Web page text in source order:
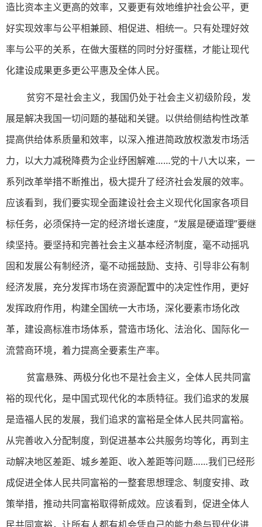
造比资本主义更高的效率，又要更有效地维护社会公平，更
好实现效率与公平相兼顾、相促进、相统一。只有处理好效
率与公平的关系，在做大蛋糕的同时分好蛋糕，才能让现代
化建设成果更多更公平惠及全体人民。
贫穷不是社会主义，我国仍处于社会主义初级阶段，发
展是解决我国一切问题的基础和关键。以供给侧结构性改革
提高供给体系质量和效率，以深入推进简政放权激发市场活
力，以大力减税降费为企业纾困解难……党的十八大以来，一
系列改革举措不断推出，极大提升了经济社会发展的效率。
应该看到，我们要实现全面建设社会主义现代化国家各项目
标任务，必须保持一定的经济增长速度，“发展是硬道理”要继
续坚持。要坚持和完善社会主义基本经济制度，毫不动摇巩
固和发展公有制经济，毫不动摇鼓励、支持、引导非公有制
经济发展，充分发挥市场在资源配置中的决定性作用，更好
发挥政府作用，构建全国统一大市场，深化要素市场化改
革，建设高标准市场体系，营造市场化、法治化、国际化一
流营商环境，着力提高全要素生产率。
贫富悬殊、两极分化也不是社会主义，全体人民共同富
裕的现代化，是中国式现代化的本质特征。我们追求的发展
是造福人民的发展，我们追求的富裕是全体人民共同富裕。
从完善收入分配制度，到促进基本公共服务均等化，再到主
动解决地区差距、城乡差距、收入差距等问题……我们已经形
成促进全体人民共同富裕的一整套思想理念、制度安排、政
策举措，推动共同富裕取得新成效。应该看到，促进全体人